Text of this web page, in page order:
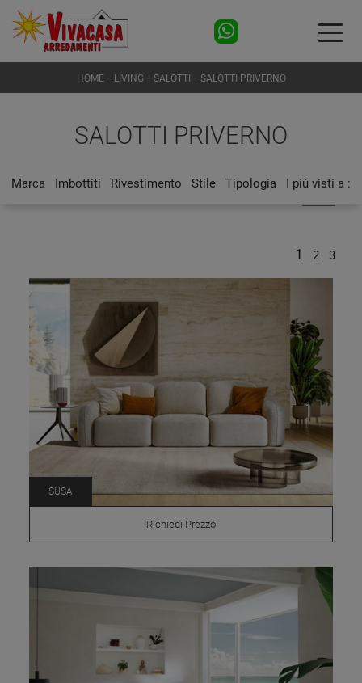
HOME- LIVING - SALOTTI - SALOTTI PRIVERNO
SALOTTI PRIVERNO
Marca Imbottiti Rivestimento Stile Tipologia I più visti a :
1 2 3
SUSA
Richiedi Prezzo